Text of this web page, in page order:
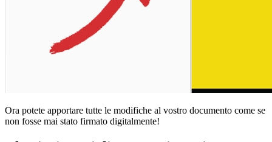
Ora potete apportare tutte le modifiche al vostro documento come se
non fosse mai stato firmato digitalmente!